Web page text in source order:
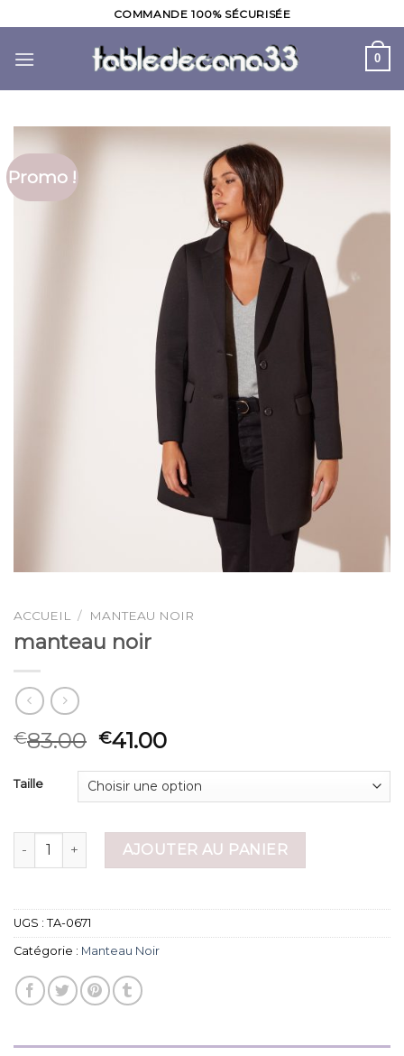
to
content
COMMANDE 100% SÉCURISÉE
0
Promo !
ACCUEIL / MANTEAU NOIR
manteau noir
€83.00 €41.00
Taille
quantité de manteau noirAJOUTER AU PANIER
UGS : TA-0671
Catégorie : Manteau Noir